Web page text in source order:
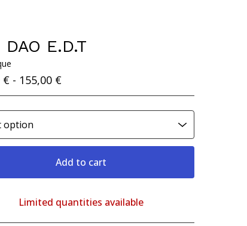
DAO E.D.T
€ - 155,00 €
Add to cart
View cart
Limited quantities available